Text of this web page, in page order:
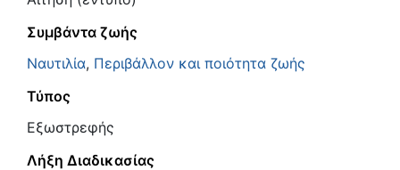
Συμβάντα ζωής
Ναυτιλία, Περιβάλλον και ποιότητα ζωής
Τύπος
Εξωστρεφής
Λήξη Διαδικασίας